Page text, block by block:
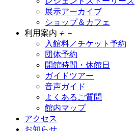
展示アーカイブ
ショップ＆カフェ
利用案内 ＋ －
入館料／チケット予約
団体予約
開館時間・休館日
ガイドツアー
音声ガイド
よくあるご質問
館内マップ
アクセス